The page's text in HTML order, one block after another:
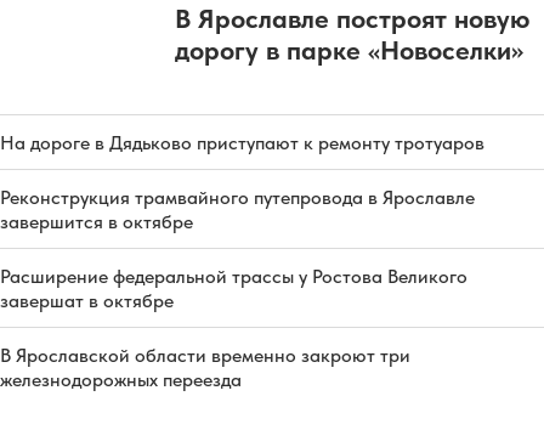
В Ярославле построят новую
дорогу в парке «Новоселки»
На дороге в Дядьково приступают к ремонту тротуаров
Реконструкция трамвайного путепровода в Ярославле
завершится в октябре
Расширение федеральной трассы у Ростова Великого
завершат в октябре
В Ярославской области временно закроют три
железнодорожных переезда